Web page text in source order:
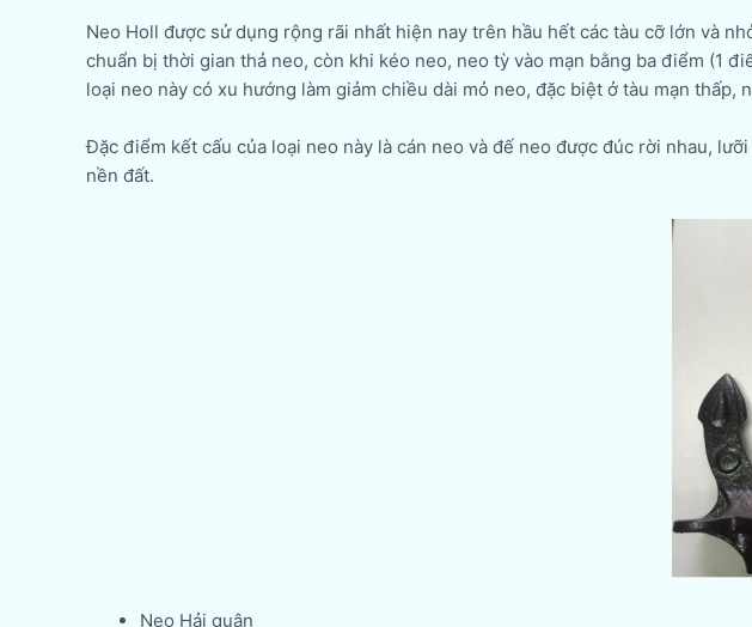
Neo Holl được sử dụng rộng rãi nhất hiện nay trên hầu hết các tàu cỡ lớn và
chuẩn bị thời gian thả neo, còn khi kéo neo, neo tỳ vào mạn bằng ba điểm (1
loại neo này có xu hướng làm giảm chiều dài mỏ neo, đặc biệt ở tàu mạn
Đặc điểm kết cấu của loại neo này là cán neo và đế neo được đúc rời nhau,
nền đất.
Neo Hải quân